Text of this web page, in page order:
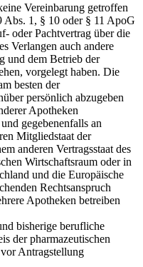
Vereinbarung getroffen
Abs. 1, § 10 oder § 11 ApoG
oder Pachtvertrag über die
Verlangen auch andere
und dem Betrieb der
vorgelegt haben. Die
besten der
persönlich abzugeben
Apotheken
gegebenenfalls an
Mitgliedstaat der
anderen Vertragsstaat des
Wirtschaftsraum oder in
und die Europäische
Rechtsanspruch
Apotheken betreiben
bisherige berufliche
der pharmazeutischen
Antragstellung